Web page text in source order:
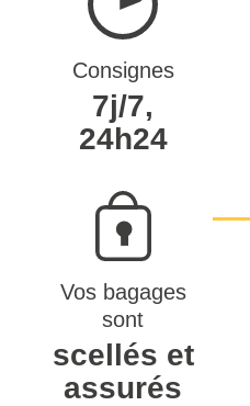
Consignes
7j/7,
24h24
Vos bagages
sont
scellés et
assurés